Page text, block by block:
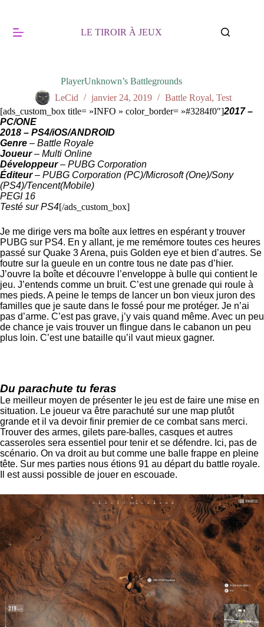
LE TIROIR À JEUX
PlayerUnknown’s Battlegrounds
LeCid
janvier 24, 2019 Battle Royal, Test
[ads_custom_box title= »INFO » color_border= »#3284f0″]2017 –
PC/ONE
2018 – PS4/iOS/ANDROID
Genre – Battle Royale
Joueur– Multi Online
Développeur– PUBG Corporation
Éditeur– PUBG Corporation (PC)/Microsoft (One)/Sony
(PS4)/Tencent(Mobile)
PEGI 16
Testé sur PS4[/ads_custom_box]
Je me dirige vers ma boîte aux lettres en espérant y trouver
PUBG sur PS4. En y allant, je me remémore toutes ces heures
passé sur Quake 3 Arena, puis Golden eye et bien d’autres. Se
foutre sur la gueule en un contre tous ne date pas d’hier.
J’ouvre la boîte et découvre l’enveloppe à bulle qui contient le
jeu. J’entends comme un bruit. C’est une grenade qui roule à
mes pieds. A peine le temps de lancer un bon vieux juron des
familles que je saute dans le fossé pour me protéger. Je n’ai
pas d’arme. C’est pas grave, j’y vais quand même. Avec un peu
de chance je vais trouver un flingue dans le cabanon un peu
plus loin. C’est une bataille qu’il vaut mieux gagner.
Du parachute tu feras
Le meilleur moyen de présenter le jeu est de faire une mise en
situation. Le joueur va être parachuté sur une map plutôt
grande et il va devoir finir premier de ce combat sans merci.
Trouver des armes, gilets pare-balles, casques et autres
casseroles sera essentiel pour tenir et se défendre. Ici, pas de
scénario. On va droit au but comme une balle frappe en pleine
tête. Sur mes parties nous étions 91 au départ du battle royale.
Il est aussi possible de jouer en escouade.